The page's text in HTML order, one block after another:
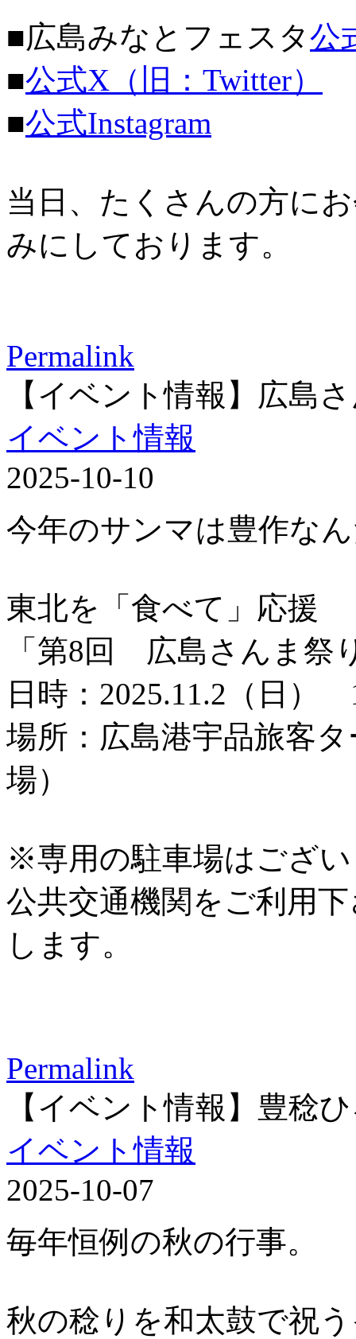
■広島みなとフェスタ公
■公式X（旧：Twitter）
■公式Instagram
当日、たくさんの方に
みにしております。
Permalink
【イベント情報】広島
イベント情報
2025-10-10
今年のサンマは豊作な
東北を「食べて」応援
「第8回 広島さんま祭
日時：2025.11.2（日）
場所：広島港宇品旅客
場）
※専用の駐車場はござ
公共交通機関をご利用
します。
Permalink
【イベント情報】豊稔
イベント情報
2025-10-07
毎年恒例の秋の行事。
秋の稔りを和太鼓で祝